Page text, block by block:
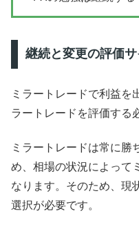
継続と変更の評価
ミラートレードで利益を
ラートレードを評価する
ミラートレードは常に勝
め、相場の状況によって
なります。そのため、現
選択が必要です。